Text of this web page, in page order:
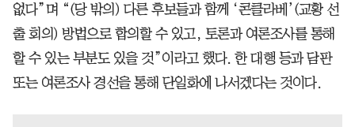
없다”며 “(당 밖의) 다른 후보들과 함께 ‘콘클라베’(교황 선
출 회의) 방법으로 합의할 수 있고, 토론과 여론조사를 통해
할 수 있는 부분도 있을 것”이라고 했다. 한 대행 등과 담판
또는 여론조사 경선을 통해 단일화에 나서겠다는 것이다.